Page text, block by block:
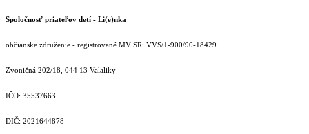
Spoločnosť priateľov detí - Li(e)nka
občianske združenie - registrované MV SR: VVS/1-900/90-18429
Zvoničná 202/18, 044 13 Valaliky
IČO: 35537663
DIČ: 2021644878